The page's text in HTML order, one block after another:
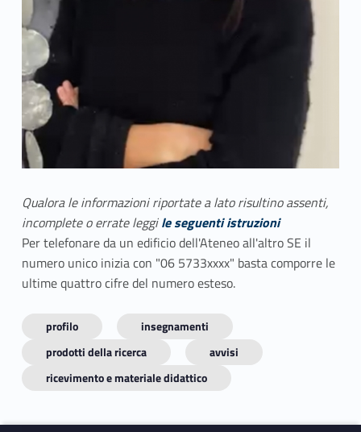
Qualora le informazioni riportate a lato risultino assenti,
incomplete o errate leggile seguenti istruzioni
Per telefonare da un edificio dell'Ateneo all'altro SE il
numero unico inizia con "06 5733xxxx" basta comporre le
ultime quattro cifre del numero esteso.
profilo
insegnamenti
prodotti della ricerca
avvisi
ricevimento e materiale didattico